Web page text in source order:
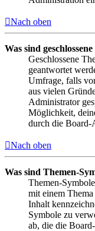
Nach oben
Was sind
Geschlossene
geantwortet
Umfrage, falls
aus vielen
Administrator
Möglichkeit,
durch die Board-
Nach oben
Was sind Themen-
Themen-
mit einem
Inhalt
Symbole zu
ab, die die